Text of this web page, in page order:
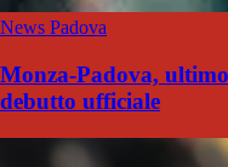
News Padova
Monza-Padova,
debutto ufficiale